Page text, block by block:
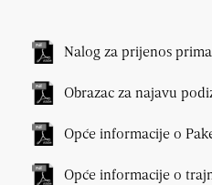
Nalog za prijenos
Obrazac za najavu
Opće informacije o
Opće informacije o